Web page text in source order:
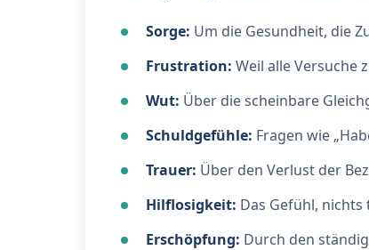
Sorge: Um die Gesundheit, die
Frustration: Weil alle Versuche
Wut: Über die scheinbare
Schuldgefühle: Fragen wie
Trauer: Über den Verlust der
Hilflosigkeit: Das Gefühl,
Erschöpfung: Durch den